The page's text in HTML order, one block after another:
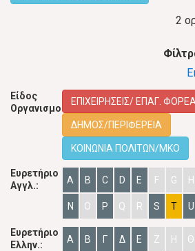
2
Είδος
Οργανισμού:
ΕΠΙΧΕΙΡΗΣΕΙΣ/ ΕΠΑΓ.
ΔΗΜΟΣ/ΠΕΡΙΦΕΡΕΙΑ
ΚΟΙΝΩΝΙΑ ΠΟΛΙΤΩΝ/ΜΚΟ
Ευρετήριο
Αγγλ.:
A B C D E F G H
N O P Q R S T U
Ευρετήριο
Ελλην.:
Α Β Γ Δ Ε Ζ Η Θ